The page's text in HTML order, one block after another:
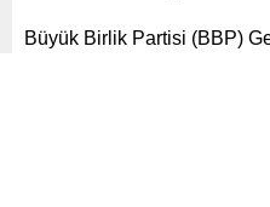
Büyük Birlik Partisi (BBP)